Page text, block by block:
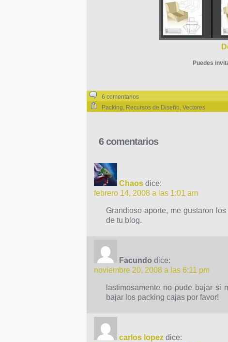
Puedes
6 comentarios
Packing, Recursos de Diseño, Vectores
6 comentarios
Chaos dice:
febrero 14, 2008 a las 1:01 am
Grandioso aporte, me gustaron
de tu blog.
Facundo dice:
noviembre 20, 2008 a las 6:11 pm
lastimosamente no pude bajar si
bajar los packing cajas por favor!
carlos lopez dice: